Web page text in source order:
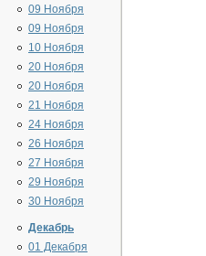
09 Ноября
09 Ноября
10 Ноября
20 Ноября
20 Ноября
21 Ноября
24 Ноября
26 Ноября
27 Ноября
29 Ноября
30 Ноября
Декабрь
01 Декабря